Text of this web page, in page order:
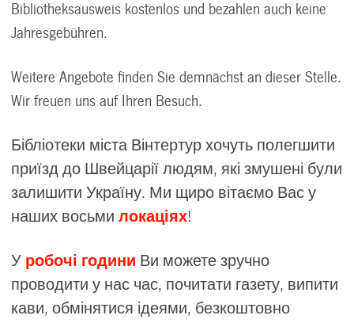
Bibliotheksausweis kostenlos und bezahlen auch keine
Jahresgebühren.
Weitere Angebote finden Sie demnächst an dieser Stelle.
Wir freuen uns auf Ihren Besuch.
Бібліотеки міста Вінтертур хочуть полегшити
приїзд до Швейцарії людям, які змушені були
залишити Україну. Ми щиро вітаємо Вас у
наших восьмилокаціях!
У робочі години Ви можете зручно
проводити у нас час, почитати газету, випити
кави, обмінятися ідеями, безкоштовно